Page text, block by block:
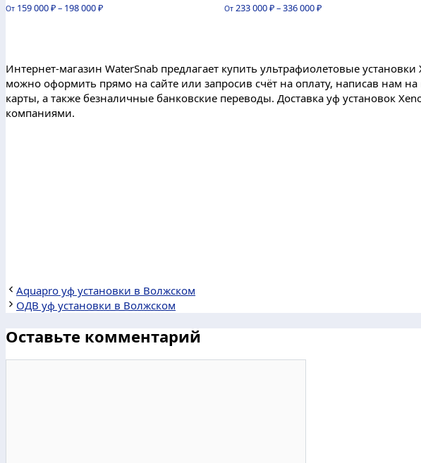
0
из
От 159 000₽– 198 000₽
0
из
От 233 000₽–336 000₽
Интернет-магазин WaterSnab предлагает купить ультрафиолетовые
можно оформить прямо на сайте или запросив счёт на оплату, написав нам
карты, а также безналичные банковские переводы. Доставка уф установок
компаниями.
Aquapro уф установки в Волжском
ОДВ уф установки в Волжском
Оставьте комментарий